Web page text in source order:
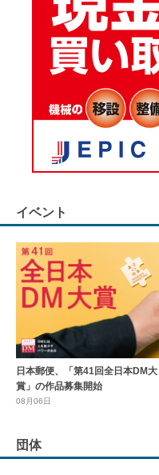
イベント
日本郵便、「第41回全日本DM大
賞」の作品募集開始
08月06日
団体